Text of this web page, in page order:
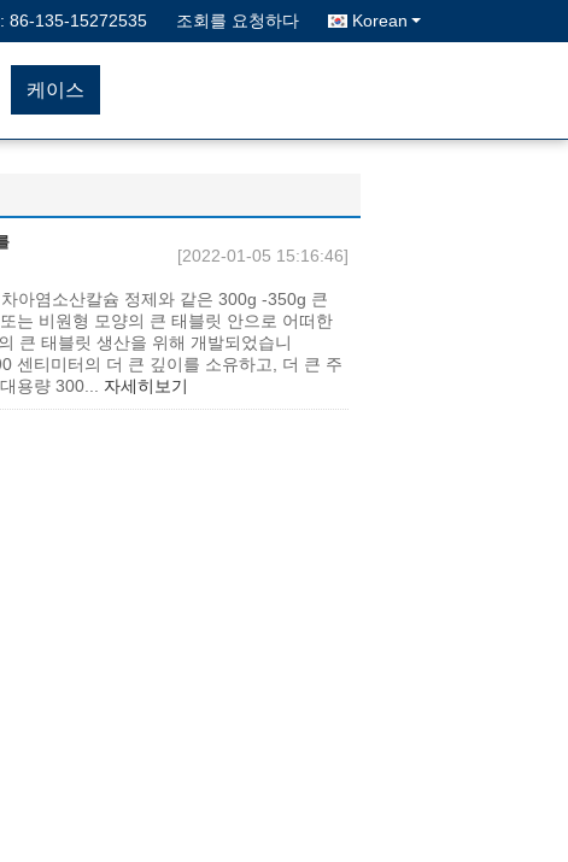
86-135-15272535 조회를 요청하다 Korean
케이스
[2022-01-05 15:16:46]
아염소산칼슘 정제와 같은 300g -350g 큰
는 비원형 모양의 큰 태블릿 안으로 어떠한
큰 태블릿 생산을 위해 개발되었습니
센티미터의 더 큰 깊이를 소유하고, 더 큰 주
용량 300... 자세히보기